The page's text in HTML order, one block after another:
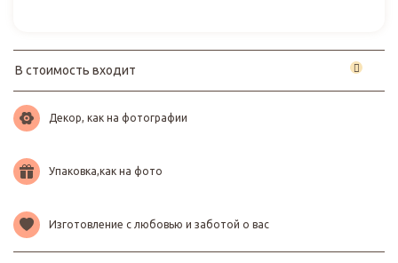
В стоимость входит
Декор, как на фотографии
Упаковка,как на фото
Изготовление с любовью и заботой о вас